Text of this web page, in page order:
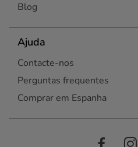
Blog
Ajuda
Contacte-nos
Perguntas frequentes
Comprar em Espanha